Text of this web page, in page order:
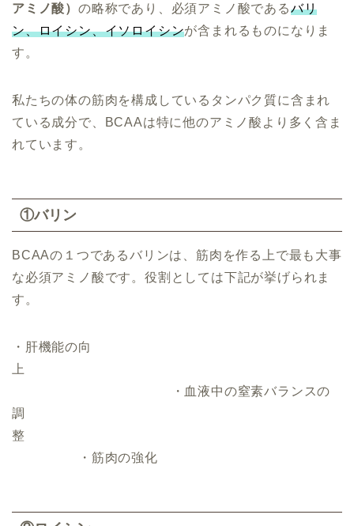
アミノ酸） の略称であり、必須アミノ酸であるバリ
ン、ロイシン、イソロイシンが含まれるものになりま
す。
私たちの体の筋肉を構成しているタンパク質に含まれ
ている成分で、BCAAは特に他のアミノ酸より多く含ま
れています。
①バリン
BCAAの１つであるバリンは、筋肉を作る上で最も大事
な必須アミノ酸です。役割としては下記が挙げられま
す。
・肝機能の向
上
・血液中の窒素バランスの
調
整
・筋肉の強化